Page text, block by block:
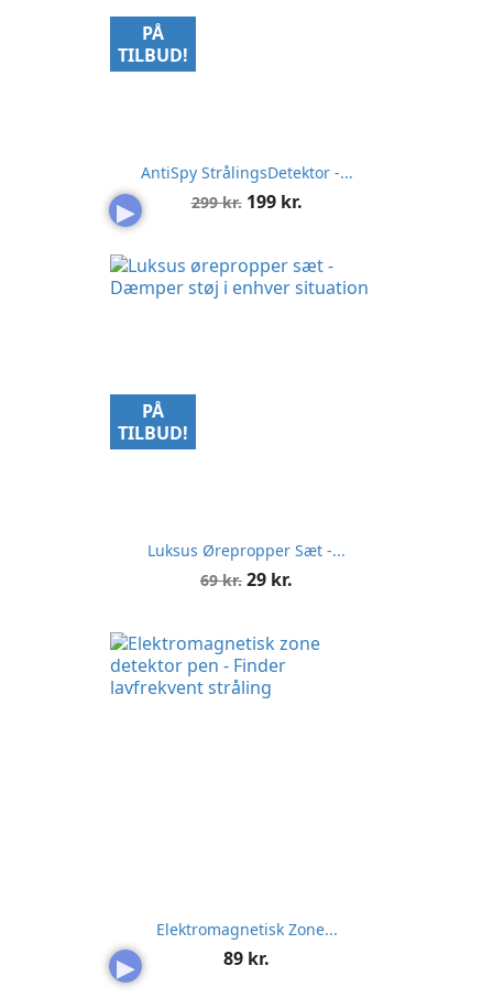
▶
AntiSpy StrålingsDetektor -...
Normalpris
299 kr. Pris
199 kr.
PÅ
TILBUD!
Luksus Ørepropper Sæt -...
Normalpris
69 kr. Pris
29 kr.
PÅ
TILBUD!
▶
Elektromagnetisk Zone...
Pris
89 kr.